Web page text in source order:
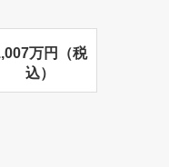
万円（税
込）